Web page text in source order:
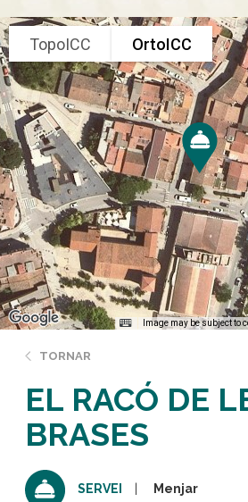
TopoICC OrtoICC
Image may be subject to
TORNAR
EL RACÓ DE
BRASES
SERVEI Menjar